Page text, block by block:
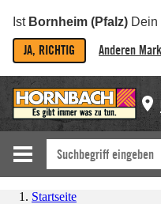
Ist Bornheim (Pfalz) Dein
JA, RICHTIG Anderen
Startseite